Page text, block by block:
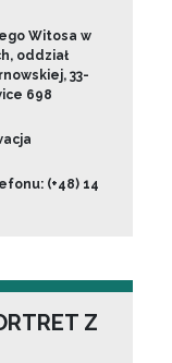
Witosa w
oddział
33-
698
(+48) 14
Z